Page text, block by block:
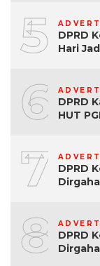
5
DPRD
Hari
6
DPRD
HUT
7
DPRD
8
DPRD